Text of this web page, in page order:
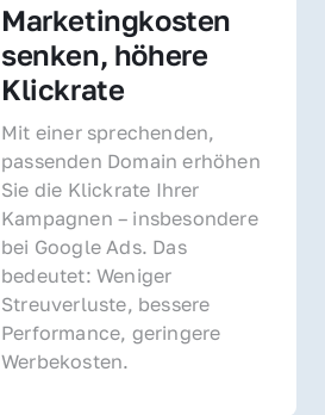
Marketingkosten
senken, höhere
Klickrate
Mit einer sprechenden,
passenden Domain erhöhen
Sie die Klickrate Ihrer
Kampagnen – insbesondere
bei Google Ads. Das
bedeutet: Weniger
Streuverluste, bessere
Performance, geringere
Werbekosten.